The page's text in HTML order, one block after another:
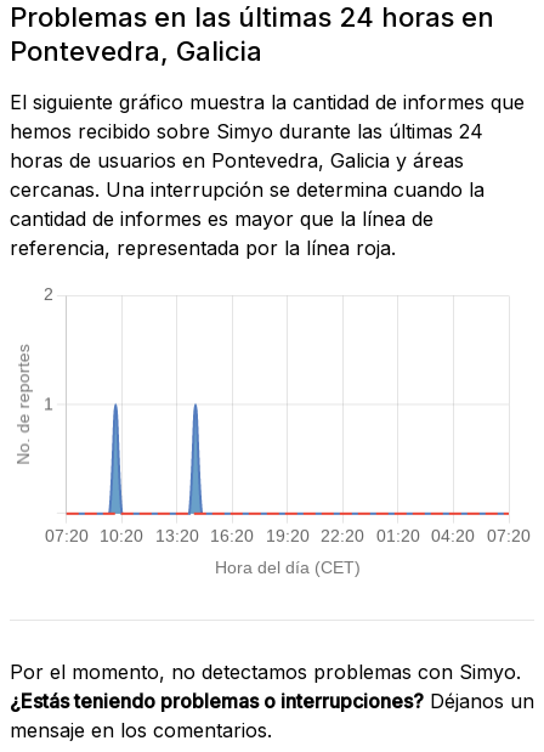
Problemas en las últimas 24 horas en
Pontevedra, Galicia
El siguiente gráfico muestra la cantidad de informes que
hemos recibido sobre Simyo durante las últimas 24
horas de usuarios en Pontevedra, Galicia y áreas
cercanas. Una interrupción se determina cuando la
cantidad de informes es mayor que la línea de
referencia, representada por la línea roja.
Por el momento, no detectamos problemas con Simyo.
¿Estás teniendo problemas o interrupciones? Déjanos un
mensaje en los comentarios.